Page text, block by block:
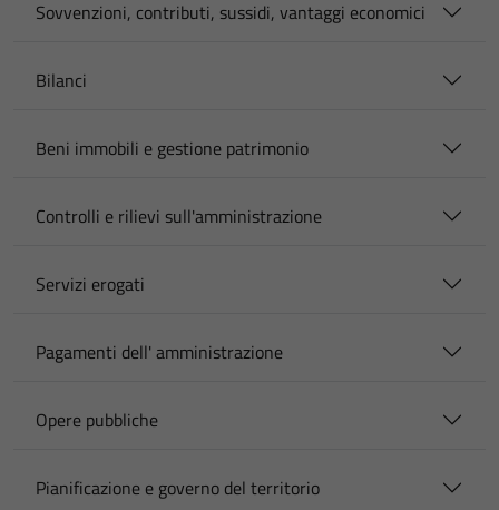
Sovvenzioni, contributi, sussidi, vantaggi economici
Bilanci
Beni immobili e gestione patrimonio
Controlli e rilievi sull'amministrazione
Servizi erogati
Pagamenti dell' amministrazione
Opere pubbliche
Pianificazione e governo del territorio